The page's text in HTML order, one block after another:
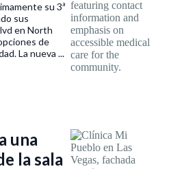
su 3ª
sus
en North
de
La nueva ...
una
la sala